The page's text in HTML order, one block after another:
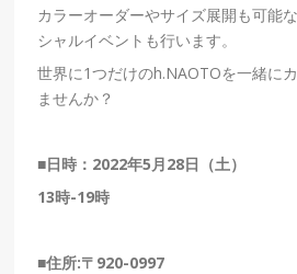
カラーオーダーやサイズ展開も可能
シャルイベントも行います。
世界に1つだけのh.NAOTOを一緒に
ませんか？
■日時： 2022年5 月28日（土）
13時-19時
■住所:〒920-0997